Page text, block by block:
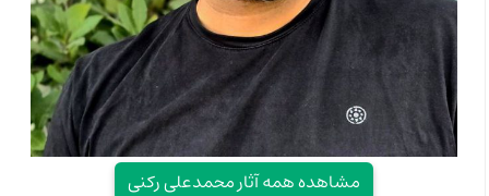
مشاهده همه آثار محمدعلی رکنی